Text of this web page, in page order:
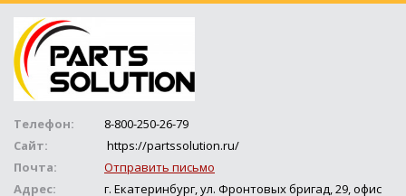
Телефон:
8-800-250-26-79
Сайт:
https://partssolution.ru/
Почта:
Отправить письмо
Адрес:
г. Екатеринбург, ул. Фронтовых бригад, 29, офис